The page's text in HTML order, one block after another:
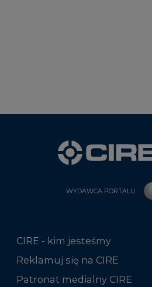
WYDAWCA PORTALU
CIRE - kim jesteśmy
Reklamuj się na CIRE
Patronat medialny CIRE